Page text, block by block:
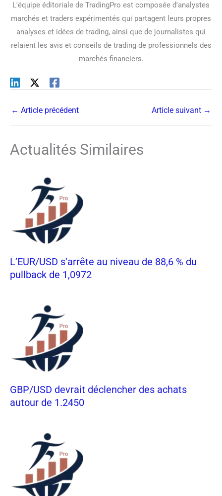
L'équipe éditoriale de TradingPro est composée d'analystes
marchés et traders expérimentés qui partagent leurs propres
analyses et idées de trading, ainsi que de journalistes qui
relaient les avis et conseils de trading de professionnels des
marchés financiers.
← Article précédent Article suivant →
Actualités Similaires
L’EUR/USD s’arrête au niveau de 88,6 % du
pullback de 1,0972
GBP/USD devrait déclencher des achats
autour de 1.2450